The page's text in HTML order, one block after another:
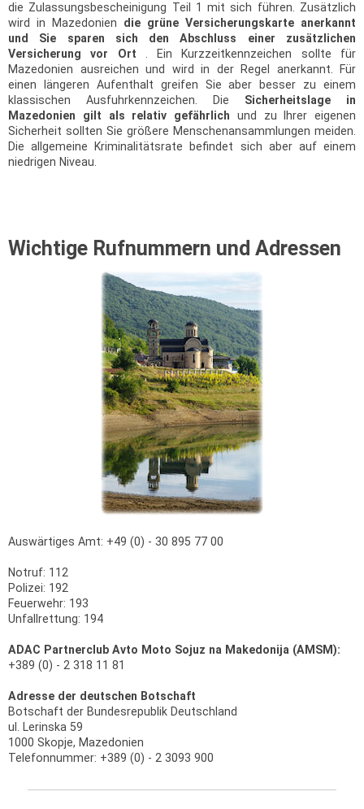
die Zulassungsbescheinigung Teil 1 mit sich führen. Zusätzlich
wird in Mazedonien die grüne Versicherungskarte anerkannt
und Sie sparen sich den Abschluss einer zusätzlichen
Versicherung vor Ort . Ein Kurzzeitkennzeichen sollte für
Mazedonien ausreichen und wird in der Regel anerkannt. Für
einen längeren Aufenthalt greifen Sie aber besser zu einem
klassischen Ausfuhrkennzeichen. Die Sicherheitslage in
Mazedonien gilt als relativ gefährlich und zu Ihrer eigenen
Sicherheit sollten Sie größere Menschenansammlungen meiden.
Die allgemeine Kriminalitätsrate befindet sich aber auf einem
niedrigen Niveau.
Wichtige Rufnummern und Adressen
Auswärtiges Amt: +49 (0) - 30 895 77 00
Notruf: 112
Polizei: 192
Feuerwehr: 193
Unfallrettung: 194
ADAC Partnerclub Avto Moto Sojuz na Makedonija (AMSM):
+389 (0) - 2 318 11 81
Adresse der deutschen Botschaft
Botschaft der Bundesrepublik Deutschland
ul. Lerinska 59
1000 Skopje, Mazedonien
Telefonnummer: +389 (0) - 2 3093 900